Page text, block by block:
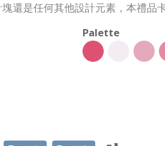
還是任何其他設計元素，本禮品
Palette